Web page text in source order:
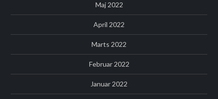
Maj 2022
April 2022
Marts 2022
Februar 2022
Januar 2022